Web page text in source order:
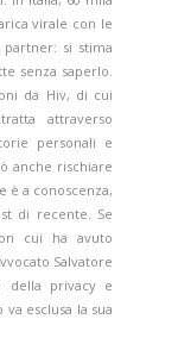
virale con le
si stima
senza saperlo.
da Hiv, di cui
attraverso
personali e
anche rischiare
è a conoscenza,
di recente. Se
cui ha avuto
Salvatore
della privacy e
esclusa la sua